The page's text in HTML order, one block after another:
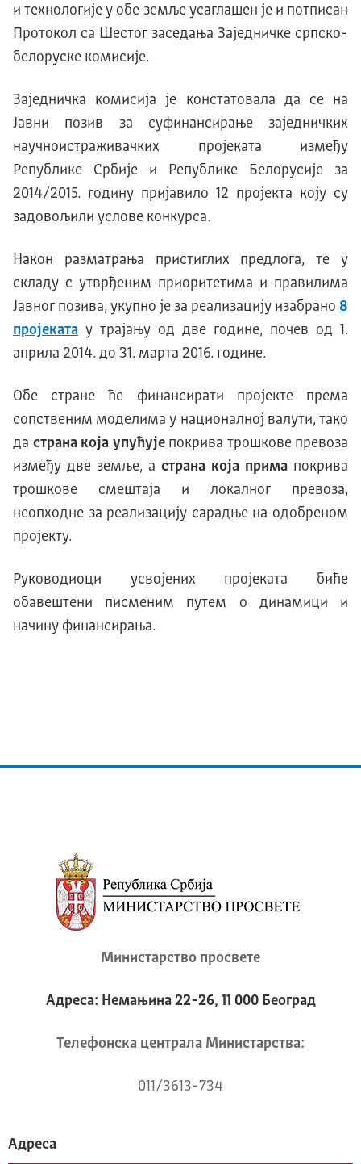
и технологије у обе земље усаглашен је и потписан
Протокол са Шестог заседања Заједничке српско-
белоруске комисије.
Заједничка комисија је констатовала да се на
Јавни позив за суфинансирање заједничких
научноистраживачких пројеката између
Републике Србије и Републике Белорусије за
2014/2015. годину пријавило 12 пројекта коју су
задовољили услове конкурса.
Након разматрања пристиглих предлога, те у
складу с утврђеним приоритетима и правилима
Јавног позива, укупно је за реализацију изабрано 8
пројеката у трајању од две године, почев од 1.
априла 2014. до 31. марта 2016. године.
Обе стране ће финансирати пројекте према
сопственим моделима у националној валути, тако
да страна која упућујепокрива трошкове превоза
између две земље, а страна која прима покрива
трошкове смештаја и локалног превоза,
неопходне за реализацију сарадње на одобреном
пројекту.
Руководиоци усвојених пројеката биће
обавештени писменим путем о динамици и
начину финансирања.
Министарство просвете
Адреса: Немањина 22-26, 11 000 Београд
Телeфонска централа Mинистарства:
011/3613-734
Адреса